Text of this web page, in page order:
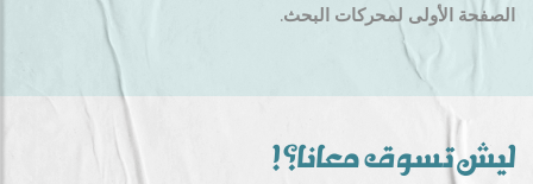
الصفحة الأولى لمحركات البحث.
ليش تسوق معانا؟!